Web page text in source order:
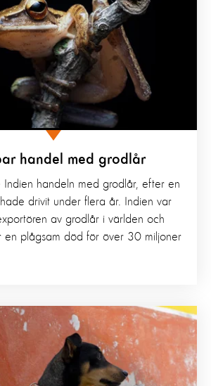
handel med grodlår
handeln med grodlår, efter en
drivit under flera år. Indien var
av grodlår i världen och
en plågsam död för över 30 miljoner